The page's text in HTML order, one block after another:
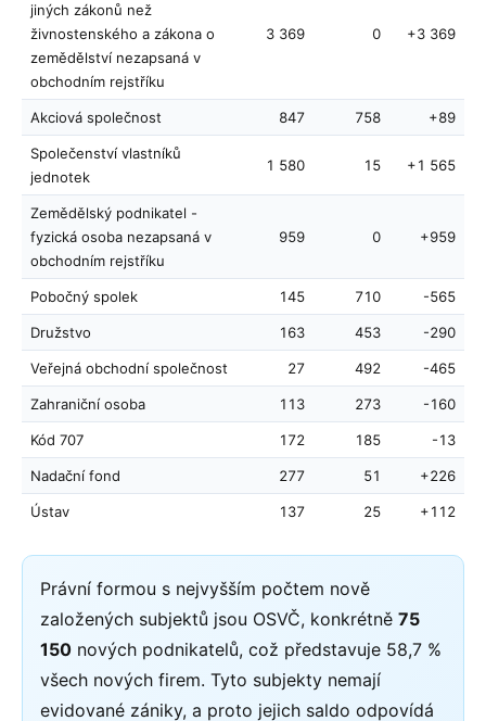
jiných zákonů než
živnostenského a zákona o
zemědělství nezapsaná v
obchodním rejstříku
3 369 0 +3 369
Akciová společnost 847 758 +89
Společenství vlastníků
jednotek
1 580 15 +1 565
Zemědělský podnikatel -
fyzická osoba nezapsaná v
obchodním rejstříku
959 0 +959
Pobočný spolek 145 710 -565
Družstvo 163 453 -290
Veřejná obchodní společnost 27 492 -465
Zahraniční osoba 113 273 -160
Kód 707 172 185 -13
Nadační fond 277 51 +226
Ústav 137 25 +112
Právní formou s nejvyšším počtem nově
založených subjektů jsou OSVČ, konkrétně 75
150 nových podnikatelů, což představuje 58,7 %
všech nových firem. Tyto subjekty nemají
evidované zániky, a proto jejich saldo odpovídá